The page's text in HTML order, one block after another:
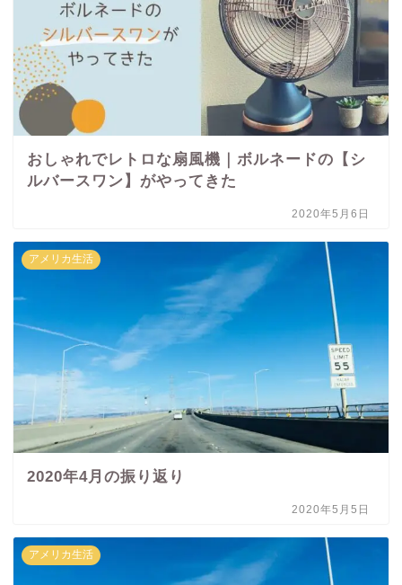
おしゃれでレトロな扇風機｜ボルネードの【シ
ルバースワン】がやってきた
2020年5月6日
アメリカ生活
2020年4月の振り返り
2020年5月5日
アメリカ生活